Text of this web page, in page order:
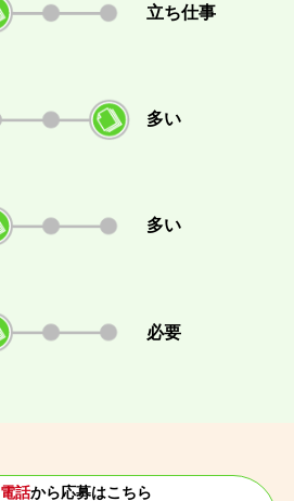
立ち仕事
多い
多い
必要
電話から応募はこちら